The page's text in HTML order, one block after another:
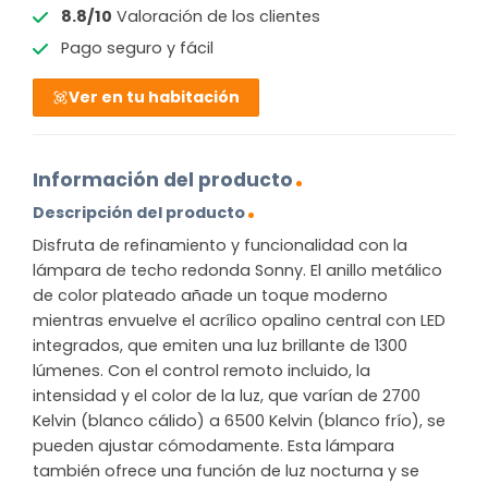
8.8/10 Valoración de los clientes
Pago seguro y fácil
Ver en tu habitación
Información del producto
Descripción del producto
Disfruta de refinamiento y funcionalidad con la
lámpara de techo redonda Sonny. El anillo metálico
de color plateado añade un toque moderno
mientras envuelve el acrílico opalino central con LED
integrados, que emiten una luz brillante de 1300
lúmenes. Con el control remoto incluido, la
intensidad y el color de la luz, que varían de 2700
Kelvin (blanco cálido) a 6500 Kelvin (blanco frío), se
pueden ajustar cómodamente. Esta lámpara
también ofrece una función de luz nocturna y se